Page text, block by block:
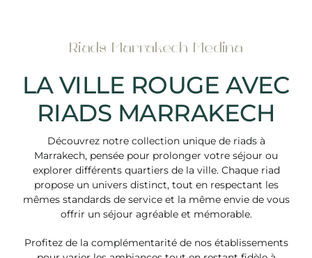
Riads Marrakech Medina
LA VILLE ROUGE AVEC
RIADS MARRAKECH
Découvrez notre collection unique de riads à
Marrakech, pensée pour prolonger votre séjour ou
explorer différents quartiers de la ville. Chaque riad
propose un univers distinct, tout en respectant les
mêmes standards de service et la même envie de vous
offrir un séjour agréable et mémorable.
Profitez de la complémentarité de nos établissements